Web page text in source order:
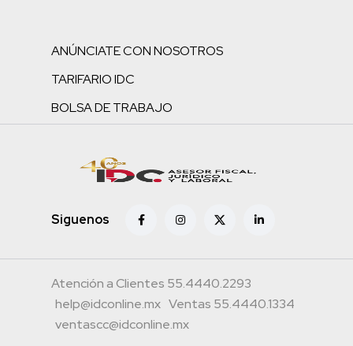
ANÚNCIATE CON NOSOTROS
TARIFARIO IDC
BOLSA DE TRABAJO
Siguenos
Atención a Clientes 55.4440.2293
help@idconline.mx Ventas 55.4440.1334
ventascc@idconline.mx